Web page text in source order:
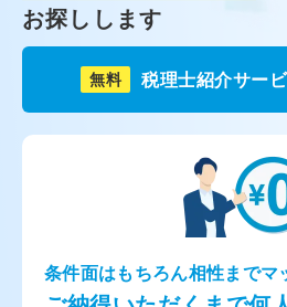
お探しします
無料 税理士紹介サー
条件面はもちろん相性までマ